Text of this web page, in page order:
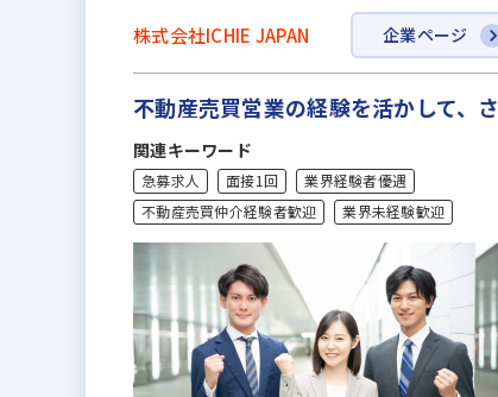
株式会社ICHIE JAPAN 企業ページ
不動産売買営業の経験を活かして、
関連キーワード
急募求人 面接1回
業界経験者優遇
不動産売買仲介経験者歓迎
業界未経験歓迎